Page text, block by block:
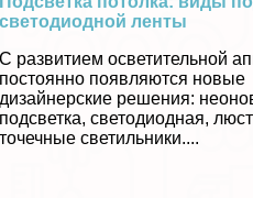
светодиодной ленты
С развитием осветительной
постоянно появляются новые
дизайнерские решения:
подсветка, светодиодная,
точечные светильники....